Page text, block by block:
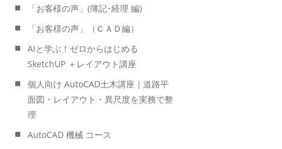
「お客様の声」(簿記･経理 編)
「お客様の声」（ＣＡＤ編）
AIと学ぶ！ゼロからはじめる
SketchUP ＋レイアウト講座
個人向け AutoCAD土木講座｜道路平
面図・レイアウト・異尺度を実務で整
理
AutoCAD 機械 コース